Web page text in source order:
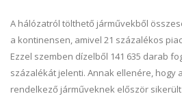
A hálózatról tölthető járművekből
a kontinensen, amivel 21 százalékos
Ezzel szemben dízelből 141 635 darab
százalékát jelenti. Annak ellenére, hogy
rendelkező járműveknek először